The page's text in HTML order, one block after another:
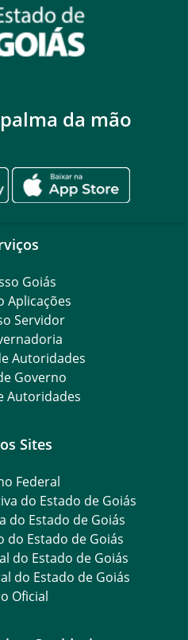
da mão
Goiás
Aplicações
Servidor
Autoridades
Governo
Autoridades
Sites
Federal
do Estado de Goiás
do Estado de Goiás
do Estado de Goiás
do Estado de Goiás
do Estado de Goiás
Oficial